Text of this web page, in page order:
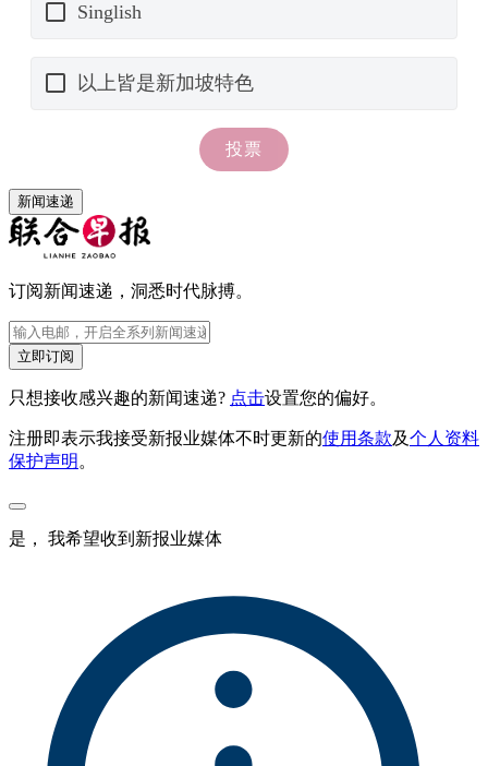
新闻速递
订阅新闻速递，洞悉时代脉搏。
立即订阅
只想接收感兴趣的新闻速递? 点击设置您的偏好。
注册即表示我接受新报业媒体不时更新的使用条款及个人资料
保护声明 。
是， 我希望收到新报业媒体